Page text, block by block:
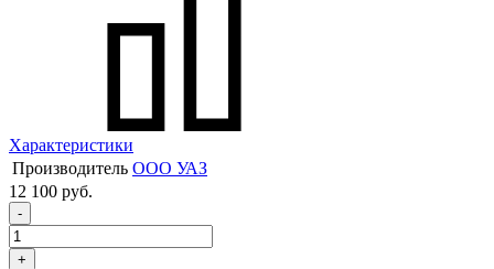
Характеристики
Производитель ООО УАЗ
12 100 руб.
-
+